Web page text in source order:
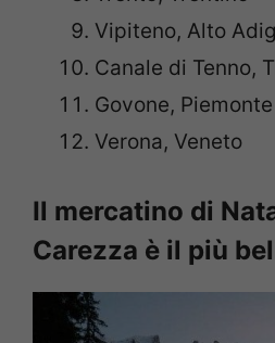
Vipiteno, Alto
Canale di Tenno,
Govone, Piemonte
Verona, Veneto
Il mercatino di
Carezza è il più